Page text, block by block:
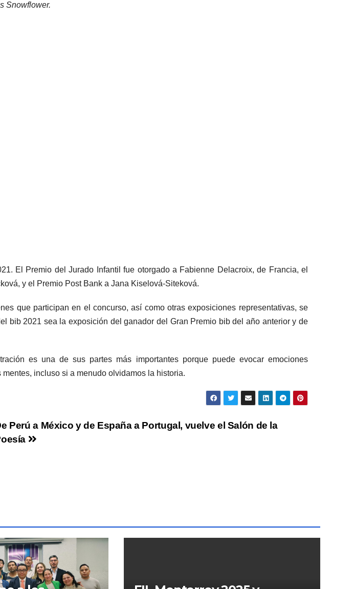
Snowflower.
El Premio del Jurado Infantil fue otorgado a Fabienne Delacroix, de Francia, el
y el Premio Post Bank a Jana Kiselová-Siteková.
que participan en el concurso, así como otras exposiciones representativas, se
bib 2021 sea la exposición del ganador del Gran Premio bib del año anterior y de
es una de sus partes más importantes porque puede evocar emociones
incluso si a menudo olvidamos la historia.
Perú a México y de España a Portugal, vuelve el Salón de la